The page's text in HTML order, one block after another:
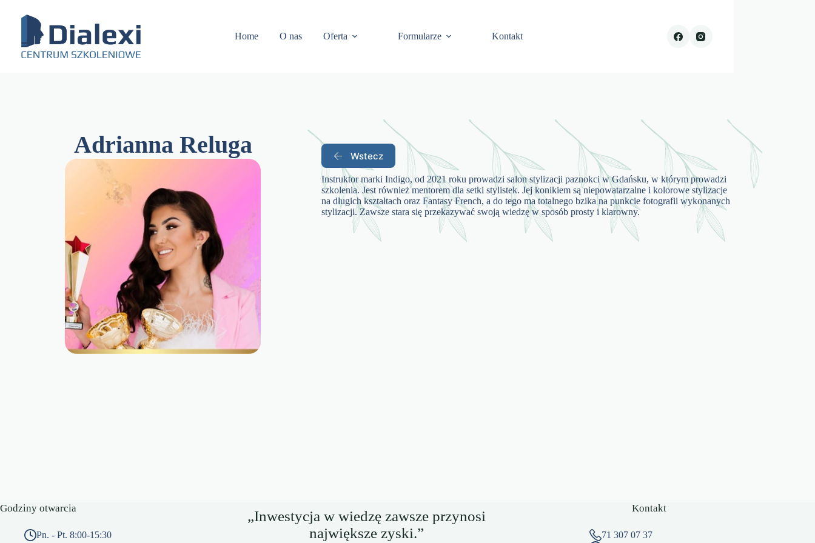
Home
O nas Oferta Formularze Kontakt
Adrianna Reluga Wstecz
Instruktor marki Indigo, od 2021 roku prowadzi salon stylizacji paznokci w Gdańsku, w którym prowadzi
szkolenia. Jest również mentorem dla setki stylistek. Jej konikiem są niepowatarzalne i kolorowe stylizacje
na długich kształtach oraz Fantasy French, a do tego ma totalnego bzika na punkcie fotografii wykonanych
stylizacji. Zawsze stara się przekazywać swoją wiedzę w sposób prosty i klarowny.
Godziny otwarcia
Pn. - Pt. 8:00-15:30
„Inwestycja w wiedzę zawsze przynosi
największe zyski.”
Kontakt
71 307 07 37